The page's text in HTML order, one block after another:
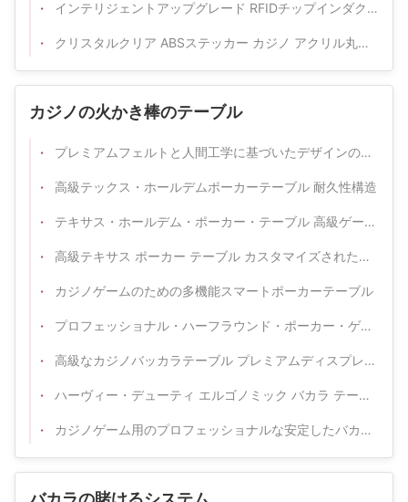
インテリジェントアップグレード RFIDチップインダクションテーブル メーカー独立技術研究開発
クリスタルクリア ABSステッカー カジノ アクリル丸とオクトル RFID ポッカーチップ カジノUVチップ セット セキュリティコード付きのプラーク
カジノの火かき棒のテーブル
プレミアムフェルトと人間工学に基づいたデザインのプロフェッショナルカジノテキサスホールデムポーカーテーブル
高級テックス・ホールデムポーカーテーブル 耐久性構造
テキサス・ホールデム・ポーカー・テーブル 高級ゲーム場のためのプロのカジノ・ゲームテーブル
高級テキサス ポーカー テーブル カスタマイズされたカジノ グレードのゲーム用家具
カジノゲームのための多機能スマートポーカーテーブル
プロフェッショナル・ハーフラウンド・ポーカー・ゲーム・テーブル・フォー・カジノ 耐久性・操作が簡単
高級なカジノバッカラテーブル プレミアムディスプレイとポーカーゲームのための安定した構造
ハーヴィー・デューティ エルゴノミック バカラ テーブル カジノ ゲーム
カジノゲーム用のプロフェッショナルな安定したバカラテーブル